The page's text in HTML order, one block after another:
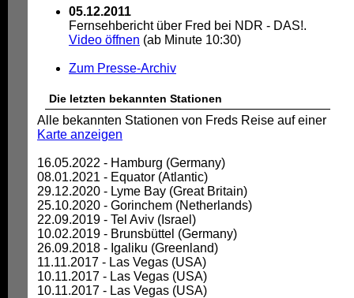
05.12.2011
Fernsehbericht über Fred bei NDR - DAS!.
Video öffnen (ab Minute 10:30)
Zum Presse-Archiv
Die letzten bekannten Stationen
Alle bekannten Stationen von Freds Reise auf einer
Karte anzeigen
16.05.2022 - Hamburg (Germany)
08.01.2021 - Equator (Atlantic)
29.12.2020 - Lyme Bay (Great Britain)
25.10.2020 - Gorinchem (Netherlands)
22.09.2019 - Tel Aviv (Israel)
10.02.2019 - Brunsbüttel (Germany)
26.09.2018 - Igaliku (Greenland)
11.11.2017 - Las Vegas (USA)
10.11.2017 - Las Vegas (USA)
10.11.2017 - Las Vegas (USA)